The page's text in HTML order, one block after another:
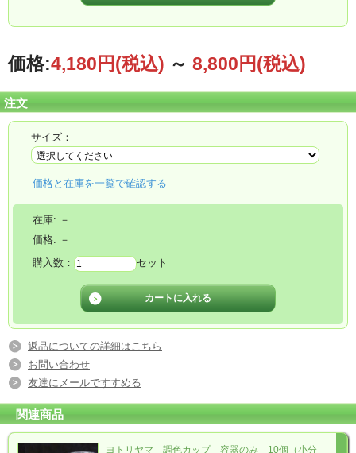
※カップ単体で立つため、専用スタンドはありません。※
価格:4,180円(税込) ～ 8,800円(税込)
注文
サイズ：
価格と在庫を一覧で確認する
在庫: －
価格: －
購入数：
セット
返品についての詳細はこちら
お問い合わせ
友達にメールですすめる
関連商品
ヨトリヤマ 調色カップ 容器のみ 10個（小分